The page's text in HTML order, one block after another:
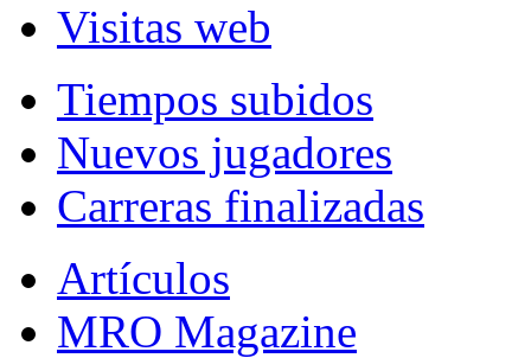
Visitas web
Tiempos subidos
Nuevos jugadores
Carreras finalizadas
Artículos
MRO Magazine